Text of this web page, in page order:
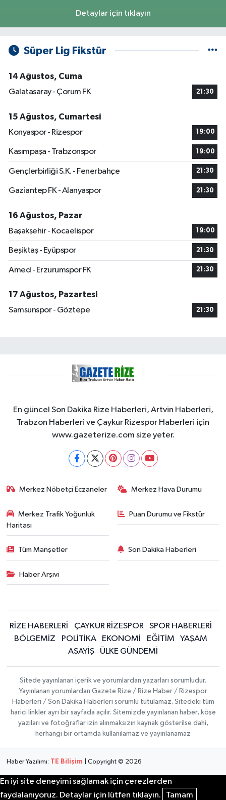
Detaylar için tıklayın
Süper Lig Fikstür
14 Ağustos, Cuma
Galatasaray - Çorum FK
21:30
15 Ağustos, Cumartesi
Konyaspor - Rizespor
19:00
Kasımpaşa - Trabzonspor 19:00
Gençlerbirliği S.K. - Fenerbahçe 21:30
Gaziantep FK - Alanyaspor 21:30
16 Ağustos, Pazar
Başakşehir - Kocaelispor
19:00
Beşiktaş - Eyüpspor 21:30
Amed - Erzurumspor FK 21:30
17 Ağustos, Pazartesi
Samsunspor - Göztepe
21:30
En güncel Son Dakika Rize Haberleri, Artvin Haberleri,
Trabzon Haberleri ve Çaykur Rizespor Haberleri için
www.gazeterize.com size yeter.
Merkez Nöbetçi Eczaneler Merkez Hava Durumu
Merkez Trafik Yoğunluk
Haritası
Puan Durumu ve Fikstür
Tüm Manşetler Son Dakika Haberleri
Haber Arşivi
RİZE HABERLERİ ÇAYKUR RİZESPOR
SPOR HABERLERİ
BÖLGEMİZ
POLİTİKA EKONOMİ EĞİTİM
YAŞAM
ASAYİŞ
ÜLKE GÜNDEMİ
Sitede yayınlanan içerik ve yorumlardan yazarları sorumludur.
Yayınlanan yorumlardan Gazete Rize / Rize Haber / Rizespor
Haberleri / Son Dakika Haberleri sorumlu tutulamaz. Sitedeki tüm
harici linkler ayrı bir sayfada açılır. Sitemizde yayınlanan haber, köşe
yazıları ve fotoğraflar izin alınmaksızın kaynak gösterilse dahi,
herhangi bir ortamda kullanılamaz ve yayınlanamaz
Haber Yazılımı: TE Bilişim | Copyright © 2026
En iyi site deneyimi sağlamak için çerezlerden
faydalanıyoruz. Detaylar için lütfen tıklayın.
Tamam